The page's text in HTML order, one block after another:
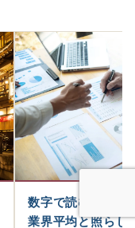
数字で読む旅館
業界平均と照らし